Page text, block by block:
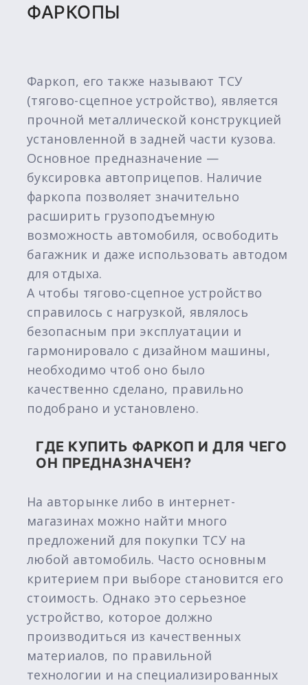
ФАРКОПЫ
Фаркоп, его также называют ТСУ
(тягово-сцепное устройство), является
прочной металлической конструкцией
установленной в задней части кузова.
Основное предназначение —
буксировка автоприцепов. Наличие
фаркопа позволяет значительно
расширить грузоподъемную
возможность автомобиля, освободить
багажник и даже использовать автодом
для отдыха.
А чтобы тягово-сцепное устройство
справилось с нагрузкой, являлось
безопасным при эксплуатации и
гармонировало с дизайном машины,
необходимо чтоб оно было
качественно сделано, правильно
подобрано и установлено.
ГДЕ КУПИТЬ ФАРКОП И ДЛЯ ЧЕГО
ОН ПРЕДНАЗНАЧЕН?
На авторынке либо в интернет-
магазинах можно найти много
предложений для покупки ТСУ на
любой автомобиль. Часто основным
критерием при выборе становится его
стоимость. Однако это серьезное
устройство, которое должно
производиться из качественных
материалов, по правильной
технологии и на специализированных